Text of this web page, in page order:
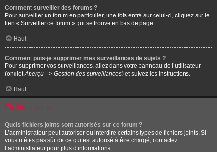
Comment surveiller des forums ?
Pour surveiller un forum en particulier, une fois entré sur celui-ci, cliquez sur le
lien « Surveiller ce forum » qui se trouve en bas de page.
Haut
Comment puis-je supprimer mes surveillances de sujets ?
Pour supprimer vos surveillances, allez dans votre panneau de l’utilisateur
(ongletAperçu --> Gestion des surveillances) et suivez les instructions.
Haut
Fichiers joints
Quels fichiers joints sont autorisés sur ce forum ?
L’administrateur peut autoriser ou interdire certains types de fichiers joints. Si
vous n’êtes pas sûr de ce qui est autorisé à être chargé, contactez
l’administrateur pour plus d’informations.